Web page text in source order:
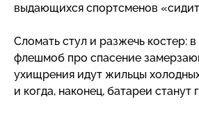
выдающихся спортсменов
Сломать стул и разжечь костер:
флешмоб про спасение
ухищрения идут жильцы
и когда, наконец, батареи станут